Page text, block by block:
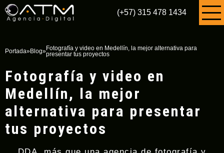
(+57) 315 478 1434
Portada»Blog»Fotografía y video en Medellín, la mejor alternativa para
presentar tus proyectos
Fotografía y video en
Medellín, la mejor
alternativa para presentar
tus proyectos